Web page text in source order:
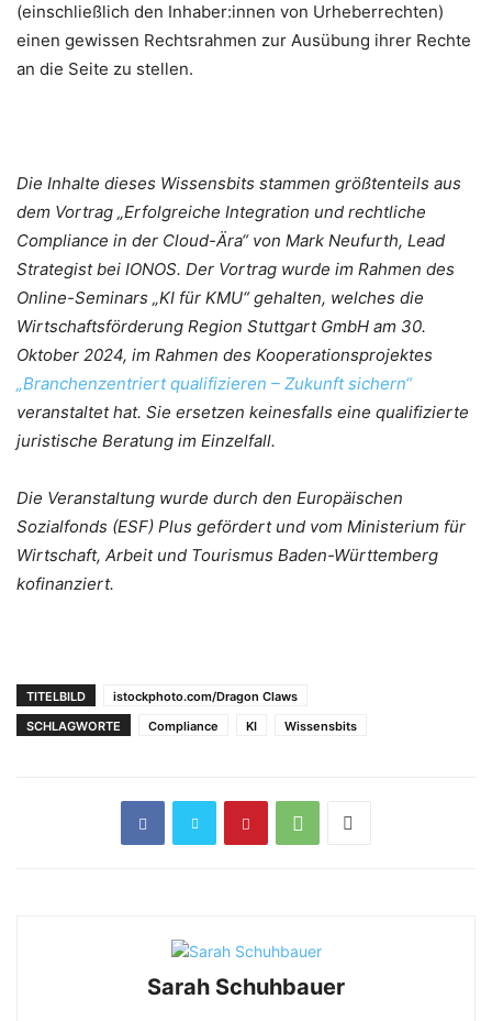
(einschließlich den Inhaber:innen von Urheberrechten)
einen gewissen Rechtsrahmen zur Ausübung ihrer Rechte
an die Seite zu stellen.
Die Inhalte dieses Wissensbits stammen größtenteils aus
dem Vortrag „Erfolgreiche Integration und rechtliche
Compliance in der Cloud-Ära“ von Mark Neufurth, Lead
Strategist bei IONOS. Der Vortrag wurde im Rahmen des
Online-Seminars „KI für KMU“ gehalten, welches die
Wirtschaftsförderung Region Stuttgart GmbH am 30.
Oktober 2024, im Rahmen des Kooperationsprojektes
„Branchenzentriert qualifizieren – Zukunft sichern“
veranstaltet hat. Sie ersetzen keinesfalls eine qualifizierte
juristische Beratung im Einzelfall.
Die Veranstaltung wurde durch den Europäischen
Sozialfonds (ESF) Plus gefördert und vom Ministerium für
Wirtschaft, Arbeit und Tourismus Baden-Württemberg
kofinanziert.
TITELBILD
istockphoto.com/Dragon Claws
SCHLAGWORTE
Compliance KI Wissensbits
Sarah Schuhbauer